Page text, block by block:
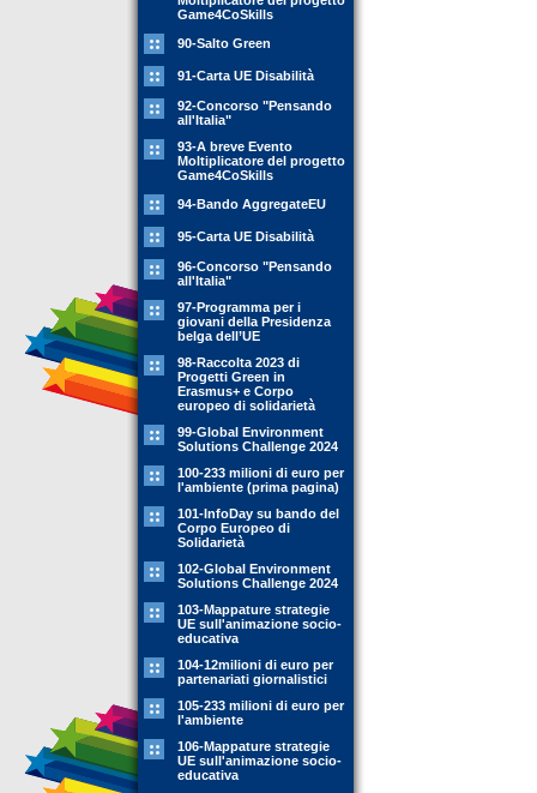
Game4CoSkills
90-Salto Green
91-Carta UE Disabilità
92-Concorso "Pensando
all'Italia"
93-A breve Evento
Moltiplicatore del progetto
Game4CoSkills
94-Bando AggregateEU
95-Carta UE Disabilità
96-Concorso "Pensando
all'Italia"
97-Programma per i
giovani della Presidenza
belga dell’UE
98-Raccolta 2023 di
Progetti Green in
Erasmus+ e Corpo
europeo di solidarietà
99-Global Environment
Solutions Challenge 2024
100-233 milioni di euro per
l'ambiente (prima pagina)
101-InfoDay su bando del
Corpo Europeo di
Solidarietà
102-Global Environment
Solutions Challenge 2024
103-Mappature strategie
UE sull'animazione socio-
educativa
104-12milioni di euro per
partenariati giornalistici
105-233 milioni di euro per
l'ambiente
106-Mappature strategie
UE sull'animazione socio-
educativa